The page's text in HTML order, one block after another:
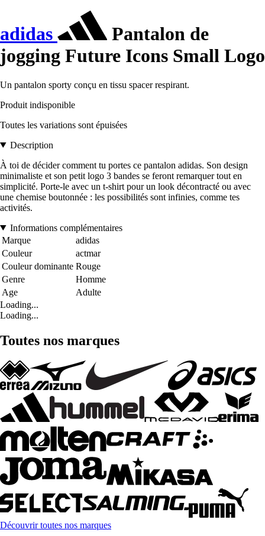
adidas
Pantalon de
jogging Future Icons Small Logo
Un pantalon sporty conçu en tissu spacer respirant.
Produit indisponible
Toutes les variations sont épuisées
Description
À toi de décider comment tu portes ce pantalon adidas. Son design
minimaliste et son petit logo 3 bandes se feront remarquer tout en
simplicité. Porte-le avec un t-shirt pour un look décontracté ou avec
une chemise boutonnée : les possibilités sont infinies, comme tes
activités.
Informations complémentaires
Marque
adidas
Couleur
actmar
Couleur dominante Rouge
Genre
Homme
Age
Adulte
Loading...
Loading...
Toutes nos marques
Découvrir toutes nos marques